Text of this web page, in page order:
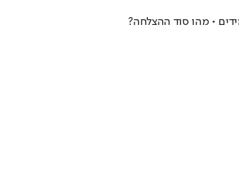
• מהו סוד ההצלחה?